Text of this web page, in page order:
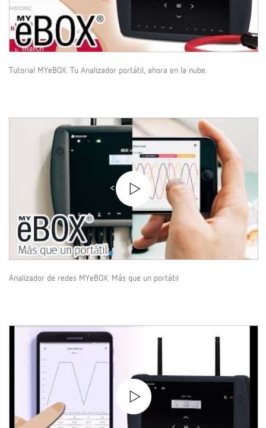
Tutorial MYeBOX. Tu Analizador portátil, ahora en la nube.
Analizador de redes MYeBOX. Más que un portátil